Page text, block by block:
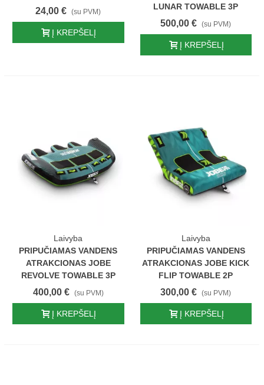
24,00 € (su PVM)
Į KREPŠELĮ
LUNAR TOWABLE 3P
500,00 € (su PVM)
Į KREPŠELĮ
Laivyba
PRIPUČIAMAS VANDENS
ATRAKCIONAS JOBE
REVOLVE TOWABLE 3P
400,00 € (su PVM)
Į KREPŠELĮ
Laivyba
PRIPUČIAMAS VANDENS
ATRAKCIONAS JOBE KICK
FLIP TOWABLE 2P
300,00 € (su PVM)
Į KREPŠELĮ